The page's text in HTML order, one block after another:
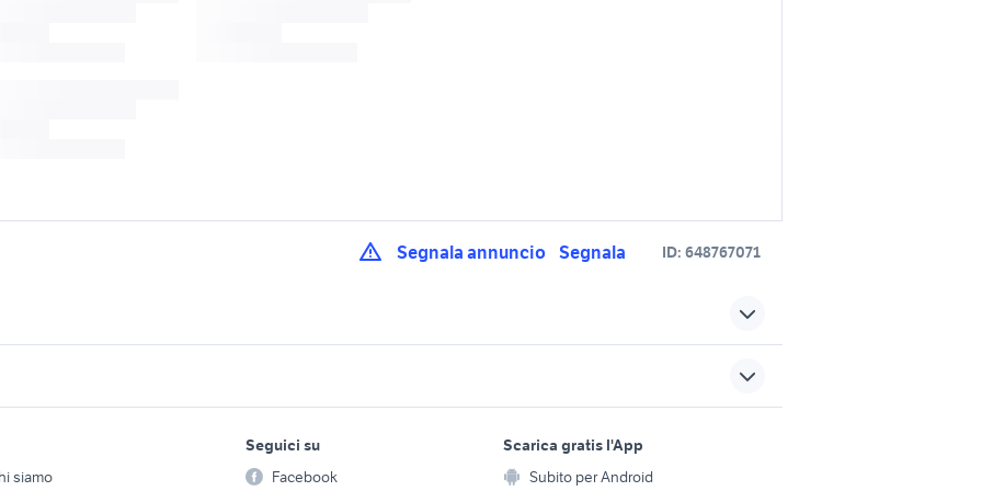
Segnala annuncio Segnala ID: 648767071
e provincia ktm milano e provincia ktm gs moto Lombardia
ktm a sondrio e provincia
piaggio ape 50
motore franco morini 50cc
kawasaki monster
Arredamento e
siamo
Seguici su
Facebook
Scarica gratis l'App
Subito per Android